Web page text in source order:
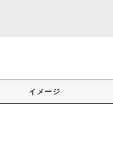
イメージ